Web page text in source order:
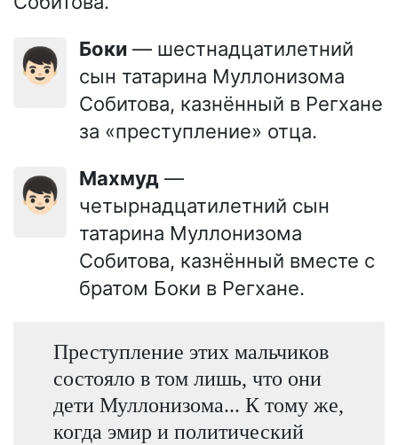
👦🏻 Боки — шестнадцатилетний
сын татарина Муллонизома
Собитова, казнённый в Регхане
за «преступление» отца.
👦🏻 Махмуд —
четырнадцатилетний сын
татарина Муллонизома
Собитова, казнённый вместе с
братом Боки в Регхане.
Преступление этих мальчиков
состояло в том лишь, что они
дети Муллонизома... К тому же,
когда эмир и политический